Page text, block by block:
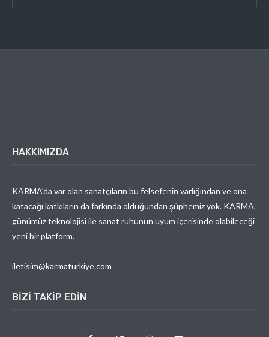
HAKKIMIZDA
KARMA’da var olan sanatçıların bu felsefenin varlığından ve ona
katacağı katkıların da farkında olduğundan şüphemiz yok. KARMA,
günümüz teknolojisi ile sanat ruhunun uyum içerisinde olabileceği
yeni bir platform.
iletisim@karmaturkiye.com
BIZI TAKIP EDIN